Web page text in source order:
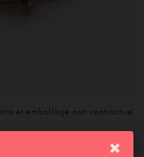
et emballage non contractuel